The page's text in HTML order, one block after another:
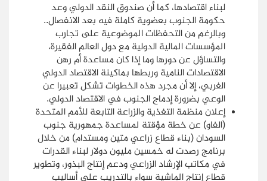
لبناء اقتصادها، كما أن صندوق النقد الدولي وعد
حكومة الجنوب بعضوية كاملة فيه بعد الانفصال..
وبالرغم من التحفظات الموضوعية على تجارب
المؤسسات المالية الدولية مع دول العالم الفقيرة،
والتساؤل عن دورها وما إذا كان مساعدة أم رهن
الاقتصادات النامية وربطها بماكينة الاقتصاد الدولي
الغربي، إلا أن مجرد هذه الخطوات تشكل تعبيرا عن
الوعي بضرورة إدماج الجنوب في الاقتصاد الدولي.
إعلان منظمة التغذية والزراعة التابعة للأمم المتحدة
(الفاو) عن خطة مؤقتة لمساعدة جمهورية جنوب
السودان (بناء قطاع زراعي متين ومستدام) من خلال
برنامج رصدت له خمسين مليون دولار لبناء القدرات
في مكاتب الإرشاد الزراعي ودعم إنتاج البذور، وتطوير
قطاع إنتاج الماشية سواء بالتدريب على أساليب